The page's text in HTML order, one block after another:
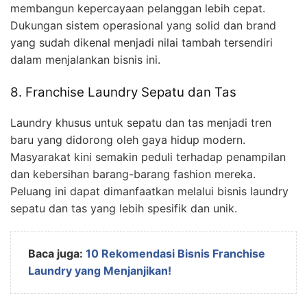
membangun kepercayaan pelanggan lebih cepat.
Dukungan sistem operasional yang solid dan brand
yang sudah dikenal menjadi nilai tambah tersendiri
dalam menjalankan bisnis ini.
8. Franchise Laundry Sepatu dan Tas
Laundry khusus untuk sepatu dan tas menjadi tren
baru yang didorong oleh gaya hidup modern.
Masyarakat kini semakin peduli terhadap penampilan
dan kebersihan barang-barang fashion mereka.
Peluang ini dapat dimanfaatkan melalui bisnis laundry
sepatu dan tas yang lebih spesifik dan unik.
Baca juga: 10 Rekomendasi Bisnis Franchise
Laundry yang Menjanjikan!